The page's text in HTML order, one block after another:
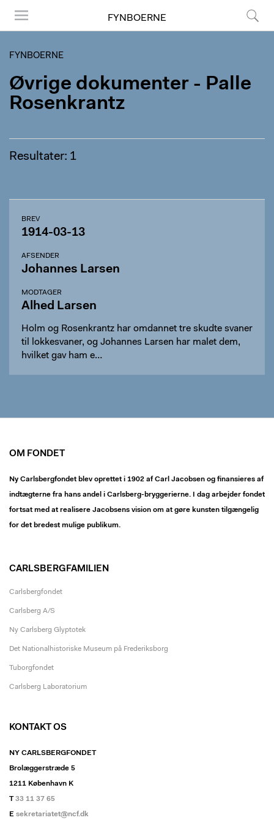
FYNBOERNE
FYNBOERNE
Øvrige dokumenter - Palle
Rosenkrantz
Resultater: 1
BREV
1914-03-13
AFSENDER
Johannes Larsen
MODTAGER
Alhed Larsen
Holm og Rosenkrantz har omdannet tre skudte svaner
til lokkesvaner, og Johannes Larsen har malet dem,
hvilket gav ham e…
OM FONDET
Ny Carlsbergfondet blev oprettet i 1902 af Carl Jacobsen og finansieres af
indtægterne fra hans andel i Carlsberg-bryggerierne. I dag arbejder fondet
fortsat med at realisere Jacobsens vision om at gøre kunsten tilgængelig
for det bredest mulige publikum.
CARLSBERGFAMILIEN
Carlsbergfondet
Carlsberg A/S
Ny Carlsberg Glyptotek
Det Nationalhistoriske Museum på Frederiksborg
Tuborgfondet
Carlsberg Laboratorium
KONTAKT OS
NY CARLSBERGFONDET
Brolæggerstræde 5
1211 København K
T33 11 37 65
E sekretariatet@ncf.dk